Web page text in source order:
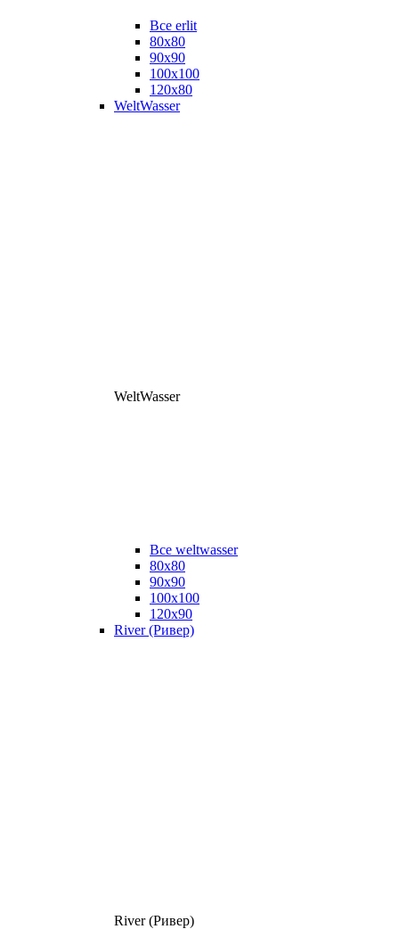
Все erlit
80x80
90x90
100x100
120x80
WeltWasser
WeltWasser
Все weltwasser
80x80
90x90
100x100
120x90
River (Ривер)
River (Ривер)